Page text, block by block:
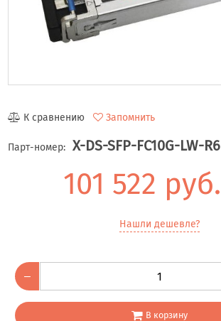
К сравнению Запомнить
Парт-номер: X-DS-SFP-FC10G-LW-R6
101 522 руб.
Нашли дешевле?
–
В корзину